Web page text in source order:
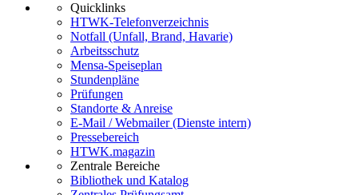
Quicklinks
HTWK-Telefonverzeichnis
Notfall (Unfall, Brand, Havarie)
Arbeitsschutz
Mensa-Speiseplan
Stundenpläne
Prüfungen
Standorte & Anreise
E-Mail / Webmailer (Dienste intern)
Pressebereich
HTWK.magazin
Zentrale Bereiche
Bibliothek und Katalog